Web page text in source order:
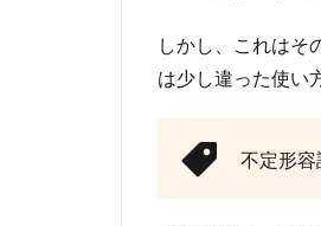
しかし、これはそ
は少し違った使い
不定形容